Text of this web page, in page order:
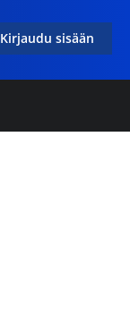
Kirjaudu sisään